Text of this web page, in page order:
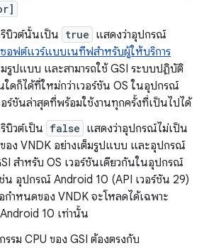
บิวต์นั้นเป็น true แสดงว่าอุปกรณ์
อฟต์แวร์แบบเนทีฟสำหรับผู้ให้บริการ
มรูปแบบ และสามารถใช้ GSI ระบบปฏิบัติ
ใดก็ได้ที่ใหม่กว่าเวอร์ชัน OS ในอุปกรณ์
อร์ชันล่าสุดที่พร้อมใช้งานทุกครั้งที่เป็นไปได้
บิวต์เป็น false แสดงว่าอุปกรณ์ไม่เป็น
อง VNDK อย่างเต็มรูปแบบ และอุปกรณ์
สำหรับ OS เวอร์ชันเดียวกันในอุปกรณ์
น อุปกรณ์ Android 10 (API เวอร์ชัน 29)
กำหนดของ VNDK จะโหลดได้เฉพาะ
10 เท่านั้น
รม CPU ของ GSI ต้องตรงกับ